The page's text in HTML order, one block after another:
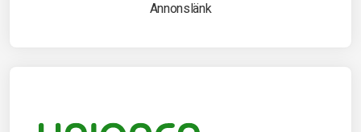
Annonslänk